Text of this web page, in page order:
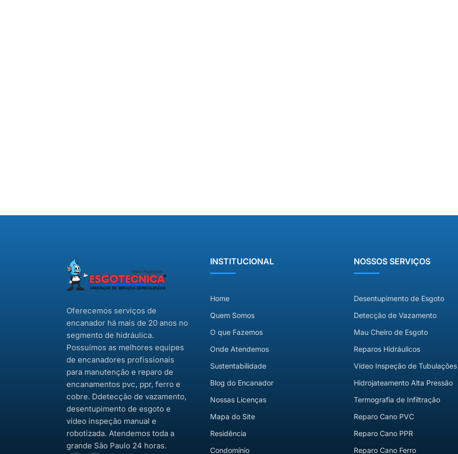
Oferecemos serviços de
encanador há mais de 20 anos no
segmento de hidráulica.
Possuímos as melhores equipes
de encanadores profissionais
para manutenção e reparo de
encanamentos pvc, ppr, ferro e
cobre. Ddetecção de vazamento,
desentupimento de esgoto e
vídeo inspeção manual e
robotizada. Atendemos toda a
grande São Paulo 24 horas.
INSTITUCIONAL
Home
Quem Somos
O que Fazemos
Onde Atendemos
Sustentabilidade
Blog do Encanador
Nossas Licenças
Mapa do Site
Residência
Condomínio
NOSSOS SERVIÇOS
Desentupimento de Esgoto
Detecção de Vazamento
Mau Cheiro de Esgoto
Reparos Hidráulicos
Vídeo Inspeção de Tubulações
Hidrojateamento Alta Pressão
Termografia de Infiltração
Reparo Cano PVC
Reparo Cano PPR
Reparo Cano Ferro